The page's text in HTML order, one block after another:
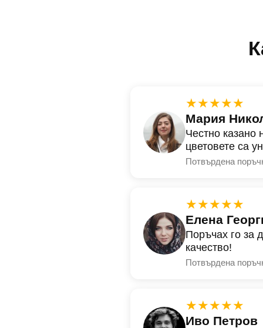
★★★★★
Мария
Честно казано
цветовете са
Потвърдена
★★★★★
Елена
Поръчах го за
качество!
Потвърдена
★★★★★
Иво Петров